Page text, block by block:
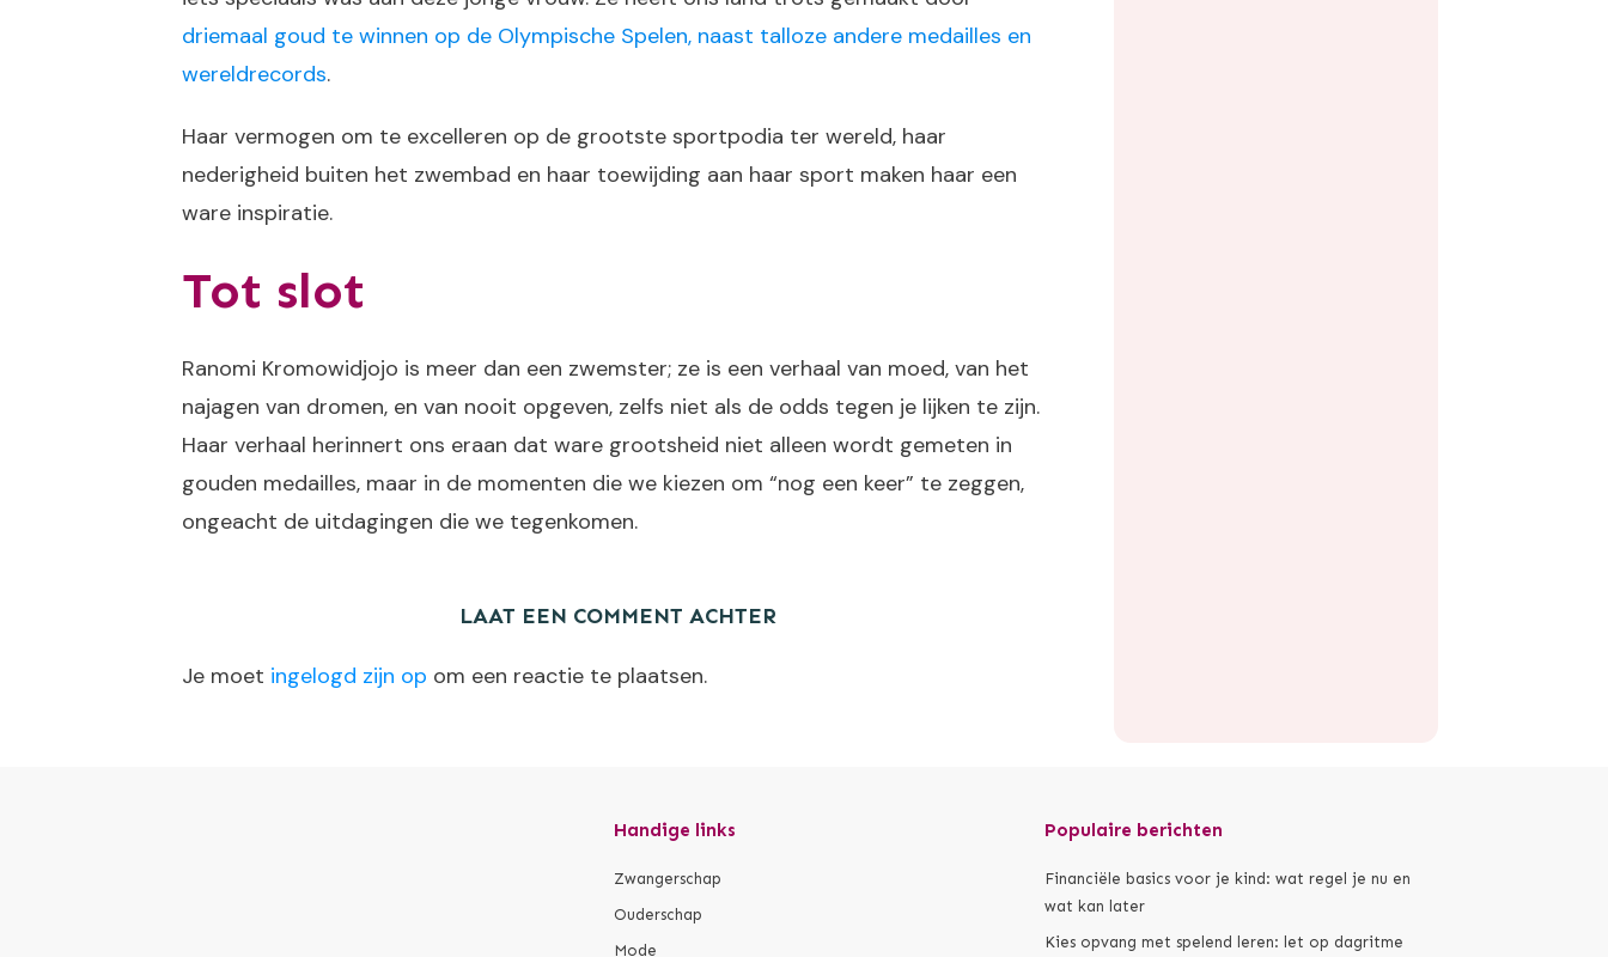
driemaal goud te winnen op de Olympische Spelen, naast talloze andere medailles en
wereldrecords.
Haar vermogen om te excelleren op de grootste sportpodia ter wereld, haar
nederigheid buiten het zwembad en haar toewijding aan haar sport maken haar een
ware inspiratie​​.
Tot slot
Ranomi Kromowidjojo is meer dan een zwemster; ze is een verhaal van moed, van het
najagen van dromen, en van nooit opgeven, zelfs niet als de odds tegen je lijken te zijn.
Haar verhaal herinnert ons eraan dat ware grootsheid niet alleen wordt gemeten in
gouden medailles, maar in de momenten die we kiezen om “nog een keer” te zeggen,
ongeacht de uitdagingen die we tegenkomen.
LAAT EEN COMMENT ACHTER
Je moet ingelogd zijn op om een reactie te plaatsen.
Handige links
Zwangerschap
Ouderschap
Mode
Populaire berichten
Financiële basics voor je kind: wat regel je nu en
wat kan later
Kies opvang met spelend leren: let op dagritme